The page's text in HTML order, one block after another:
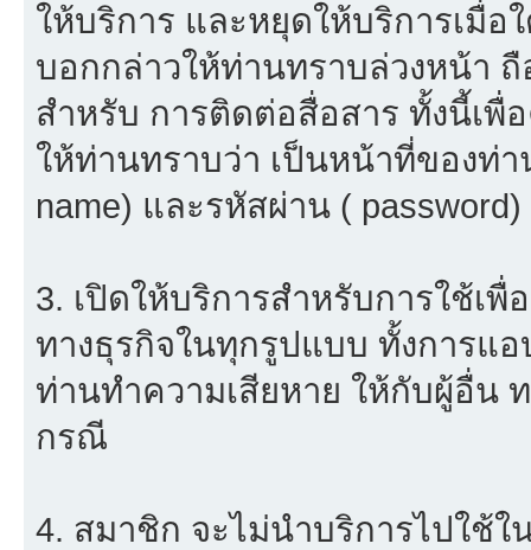
ให้บริการ และหยุดให้บริการเมื่
บอกกล่าวให้ท่านทราบล่วงหน้า
สำหรับ การติดต่อสื่อสาร ทั้งนี้เพื่
ให้ท่านทราบว่า เป็นหน้าที่ของท่
name) และรหัสผ่าน (
3. เปิดให้บริการสำหรับการใช้เ
ทางธุรกิจในทุกรูปแบบ ทั้งการแ
ท่านทำความเสียหาย ให้กับผู้อื่น
กรณี
4. สมาชิก จะไม่นำบริการไปใช้